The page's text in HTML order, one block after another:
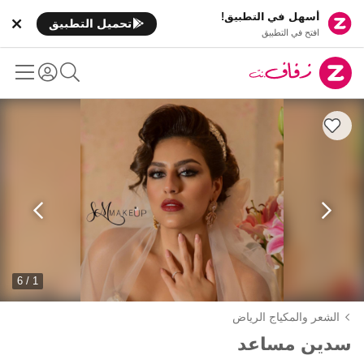
أسهل في التطبيق!
افتح في التطبيق
تحميل التطبيق
1 / 6
الشعر والمكياج الرياض
سدين مساعد